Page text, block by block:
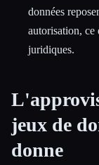
données
autorisation, ce
juridiques.
jeux de
donne